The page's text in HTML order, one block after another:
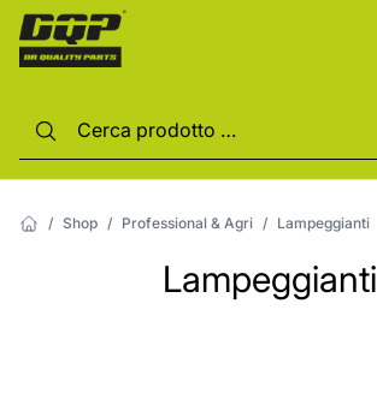
/ Shop / Professional & Agri / Lampeggianti
Lampeggianti